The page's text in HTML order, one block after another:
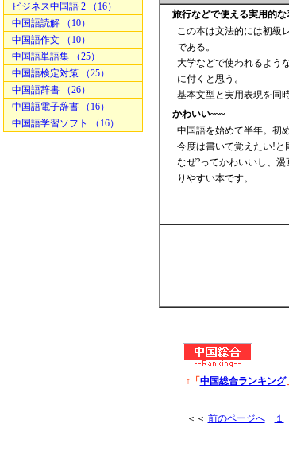
ビジネス中国語 2 （16）
中国語読解 （10）
中国語作文 （10）
中国語単語集 （25）
中国語検定対策 （25）
中国語辞書 （26）
中国語電子辞書 （16）
中国語学習ソフト （16）
旅行などで使える実用的
この本は文法的には初級
である。
大学などで使われるよう
に付くと思う。
基本文型と実用表現を同
かわいい~~~
中国語を始めて半年。初
今度は書いて覚えたい!と
なぜ?ってかわいいし、
りやすい本です。
↑「 中国総合ランキング
＜＜ 前のページへ １